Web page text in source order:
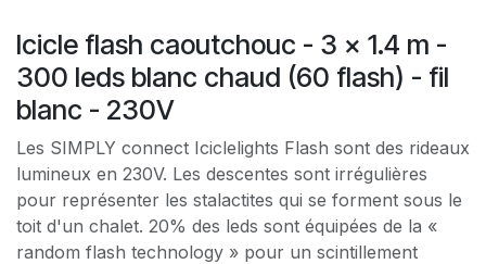
Icicle flash caoutchouc - 3 x 1.4 m -
300 leds blanc chaud (60 flash) - fil
blanc - 230V
Les SIMPLY connect Iciclelights Flash sont des rideaux
lumineux en 230V. Les descentes sont irrégulières
pour représenter les stalactites qui se forment sous le
toit d'un chalet. 20% des leds sont équipées de la «
random flash technology » pour un scintillement